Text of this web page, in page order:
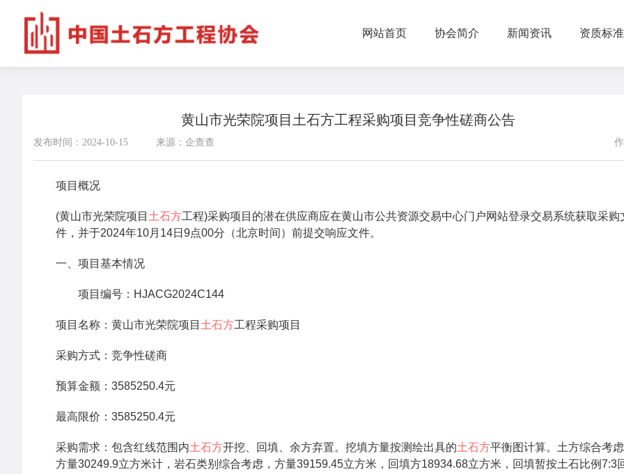
网站首页 协会简介 新闻资讯 资质标准
黄山市光荣院项目土石方工程采购项目竞争性磋商公告
发布时间：2024-10-15 来源：企查查
项目概况
(黄山市光荣院项目 土石方工程)采购项目的潜在供应商应在黄山市公共资源交易中心门户网站登录交易系统获取采购
件，并于2024年10月14日9点00分（北京时间）前提交响应文件。
一、项目基本情况
项目编号：HJACG2024C144
项目名称：黄山市光荣院项目 土石方工程采购项目
采购方式：竞争性磋商
预算金额：3585250.4元
最高限价：3585250.4元
采购需求：包含红线范围内土石方开挖、回填、余方弃置。挖填方量按测绘出具的土石方平衡图计算。土方综合考
方量30249.9立方米计，岩石类别综合考虑，方量39159.45立方米，回填方18934.68立方米，回填暂按土石比例7:3